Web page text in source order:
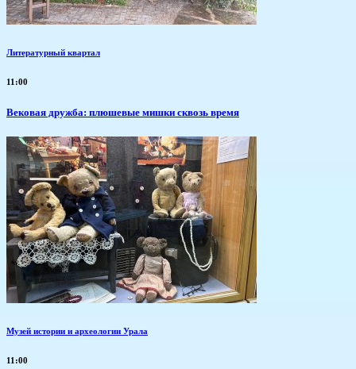
Литературный квартал
11:00
Вековая дружба: плюшевые мишки сквозь время
Музей истории и археологии Урала
11:00